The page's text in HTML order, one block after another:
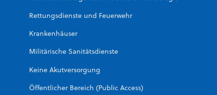
Rettungsdienste und Feuerwehr
Krankenhäuser
Militärische Sanitätsdienste
Keine Akutversorgung
Öffentlicher Bereich (Public Access)